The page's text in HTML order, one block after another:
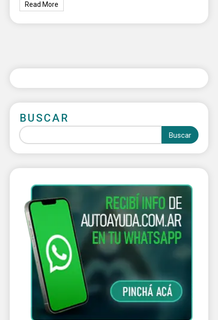
Read More
BUSCAR
Buscar